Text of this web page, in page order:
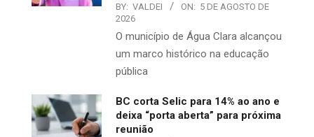
BY: VALDEI ON: 5 DE AGOSTO DE
2026
O município de Água Clara alcançou
um marco histórico na educação
pública
BC corta Selic para 14% ao ano e
deixa “porta aberta” para próxima
reunião